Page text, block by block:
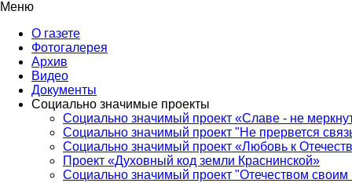
Меню
О газете
Фотогалерея
Архив
Видео
Документы
Социально значимые проекты
Социально значимый проект «Славе - не
Социально значимый проект "Не прервется
Социально значимый проект «Любовь к
Проект «Духовный код земли Краснинской»
Социально значимый проект "Отечеством своим